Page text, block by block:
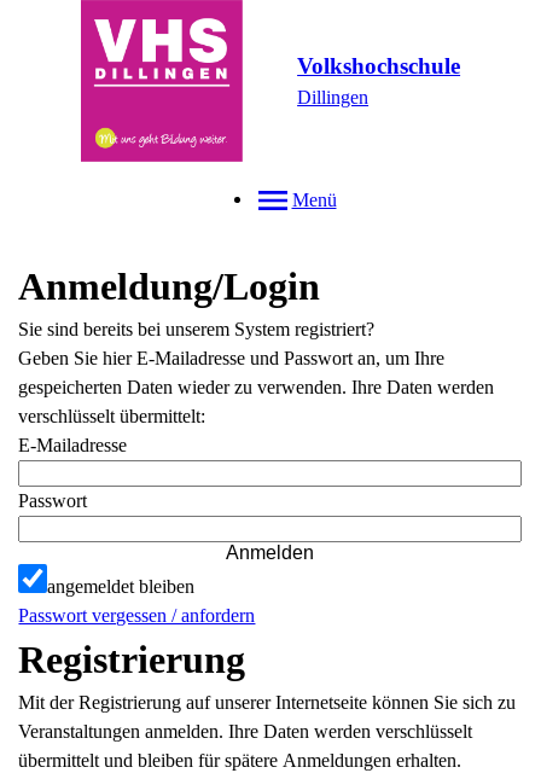
Volkshochschule
Dillingen
Menü
Anmeldung/Login
Sie sind bereits bei unserem System registriert?
Geben Sie hier E-Mailadresse und Passwort an, um Ihre
gespeicherten Daten wieder zu verwenden. Ihre Daten werden
verschlüsselt übermittelt:
E-Mailadresse
Passwort
Anmelden
angemeldet bleiben
Passwort vergessen / anfordern
Registrierung
Mit der Registrierung auf unserer Internetseite können Sie sich zu
Veranstaltungen anmelden. Ihre Daten werden verschlüsselt
übermittelt und bleiben für spätere Anmeldungen erhalten.